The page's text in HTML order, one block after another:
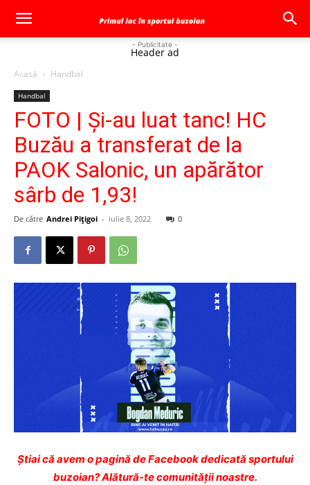
- Publicitate -
Header ad
Acasă Handbal
Handbal
FOTO | Şi-au luat tanc! HC
Buzău a transferat de la
PAOK Salonic, un apărător
sârb de 1,93!
De către Andrei Pițigoi - iulie 8, 2022 0
Ştiai că avem o pagină de Facebook dedicată sportului
buzoian? Alătură-te comunității noastre.